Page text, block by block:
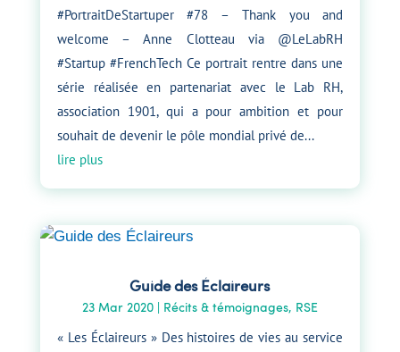
#PortraitDeStartuper #78 – Thank you and
welcome – Anne Clotteau via @LeLabRH
#Startup #FrenchTech Ce portrait rentre dans une
série réalisée en partenariat avec le Lab RH,
association 1901, qui a pour ambition et pour
souhait de devenir le pôle mondial privé de...
lire plus
Guide des Éclaireurs
23 Mar 2020| Récits & témoignages, RSE
« Les Éclaireurs » Des histoires de vies au service